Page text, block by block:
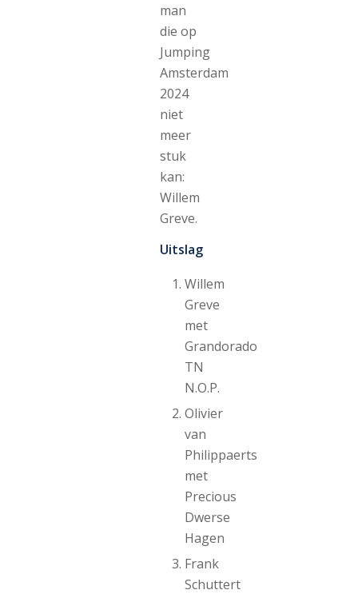
man
die op
Jumping
Amsterdam
2024
niet
meer
stuk
kan:
Willem
Greve.
Uitslag
Willem
Greve
met
Grandorado
TN
N.O.P.
Olivier
van
Philippaerts
met
Precious
Dwerse
Hagen
Frank
Schuttert